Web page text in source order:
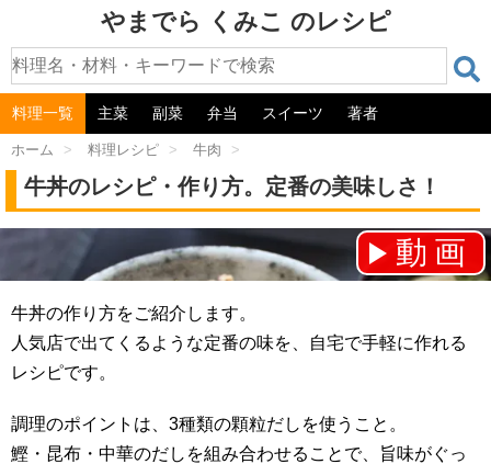
やまでら くみこ のレシピ
料理一覧 主菜 副菜 弁当 スイーツ 著者
ホーム > 料理レシピ > 牛肉 >
牛丼のレシピ・作り方。定番の美味しさ！
動画
チャンネル登録をお願いします！⇒
牛丼の作り方をご紹介します。
人気店で出てくるような定番の味を、自宅で手軽に作れる
レシピです。
調理のポイントは、3種類の顆粒だしを使うこと。
鰹・昆布・中華のだしを組み合わせることで、旨味がぐっ